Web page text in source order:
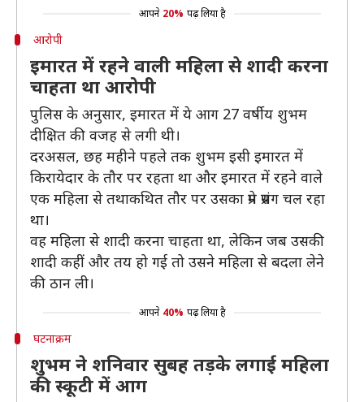
आपने 20% पढ़ लिया है
आरोपी
इमारत में रहने वाली महिला से शादी करना
चाहता था आरोपी
पुलिस के अनुसार, इमारत में ये आग 27 वर्षीय शुभम
दीक्षित की वजह से लगी थी।
दरअसल, छह महीने पहले तक शुभम इसी इमारत में
किरायेदार के तौर पर रहता था और इमारत में रहने वाले
एक महिला से तथाकथित तौर पर उसका प्रेम प्रसंग चल रहा
था।
वह महिला से शादी करना चाहता था, लेकिन जब उसकी
शादी कहीं और तय हो गई तो उसने महिला से बदला लेने
की ठान ली।
आपने 40% पढ़ लिया है
घटनाक्रम
शुभम ने शनिवार सुबह तड़के लगाई महिला
की स्कूटी में आग